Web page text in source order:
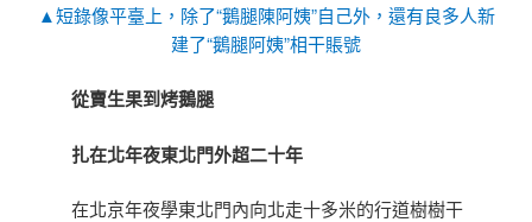
▲短錄像平臺上，除了“鵝腿陳阿姨”自己外，還有良多人新
建了“鵝腿阿姨”相干賬號
從賣生果到烤鵝腿
扎在北年夜東北門外超二十年
在北京年夜學東北門內向北走十多米的行道樹樹干